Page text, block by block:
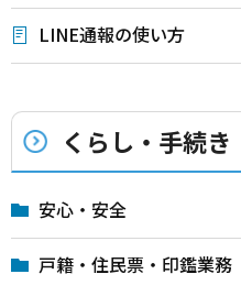
LINE通報の使い方
くらし・手続き
安心・安全
戸籍・住民票・印鑑業務